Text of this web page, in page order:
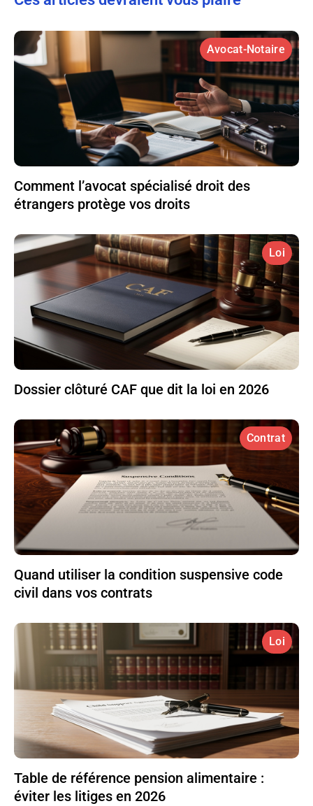
Avocat-Notaire
Comment l’avocat spécialisé droit des
étrangers protège vos droits
Loi
Dossier clôturé CAF que dit la loi en 2026
Contrat
Quand utiliser la condition suspensive code
civil dans vos contrats
Loi
Table de référence pension alimentaire :
éviter les litiges en 2026